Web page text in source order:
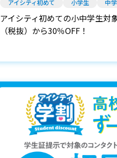
アイシティ初めて 小学生 中
アイシティ初めての小中学生対
（税抜）から30％OFF！